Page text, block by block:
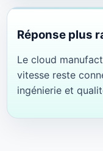
Réponse plus
Le cloud
vitesse reste
ingénierie et